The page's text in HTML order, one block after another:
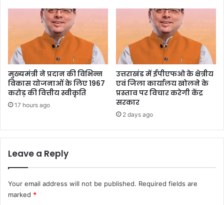
मुख्यमंत्री ने प्रदान की विभिन्न
विकास योजनाओं के लिए 1967
करोड़ की वित्तीय स्वीकृति
17 hours ago
उत्तराखंड में ईपीएफओ के क्षेत्रीय
एवं जिला कार्यालय खोलने के
प्रस्ताव पर विचार करेगी केंद्र
सरकार
2 days ago
Leave a Reply
Your email address will not be published. Required fields are
marked *